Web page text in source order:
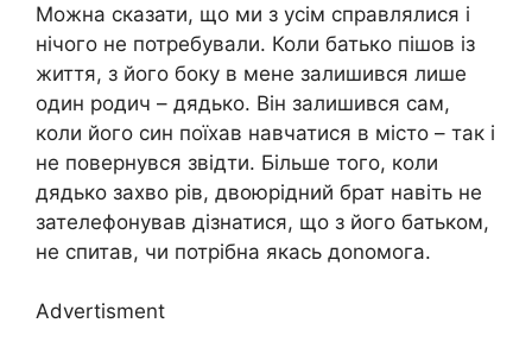
Можна сказати, що ми з усім справлялися і
нічого не потребували. Коли батько пішов із
життя, з його боку в мене залишився лише
один родич – дядько. Він залишився сам,
коли його син поїхав навчатися в місто – так і
не повернувся звідти. Більше того, коли
дядько захво рів, двоюрідний брат навіть не
зателефонував дізнатися, що з його батьком,
не спитав, чи потрібна якась доnомога.
Advertisment